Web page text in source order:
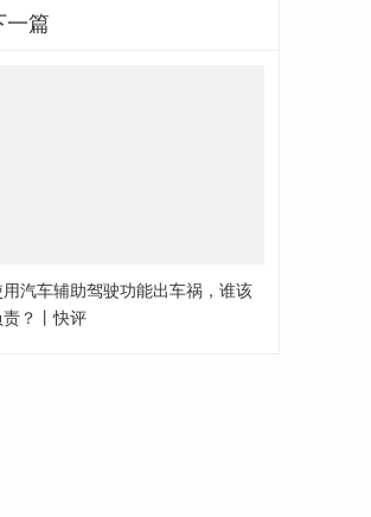
一篇
汽车辅助驾驶功能出车祸，谁该
？丨快评